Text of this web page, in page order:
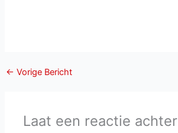
← Vorige Bericht
Laat een reactie achter